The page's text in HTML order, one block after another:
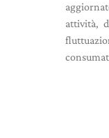
attività,